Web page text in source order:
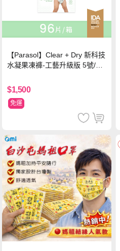
【Parasol】Clear + Dry 新科技
水凝果凍褲-工藝升級版 5號/XL
$1,500
免運